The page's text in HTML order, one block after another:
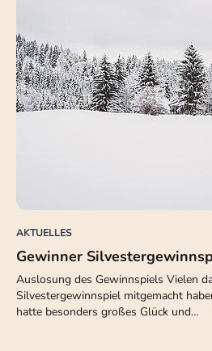
AKTUELLES
Gewinner
Auslosung des Gewinnspiels Vielen
Silvestergewinnspiel mitgemacht
hatte besonders großes Glück und…